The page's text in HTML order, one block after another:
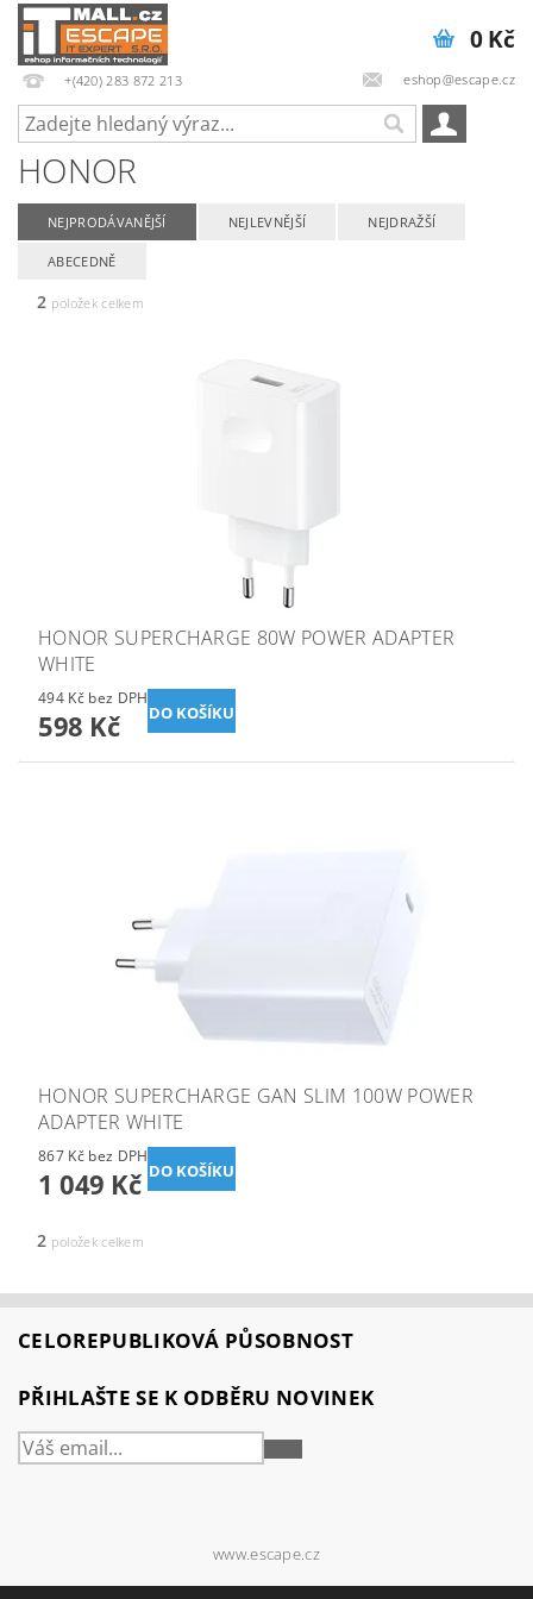
+(420) 283 872 213 eshop@escape.cz
0 Kč
HONOR
NEJPRODÁVANĚJŠÍ NEJLEVNĚJŠÍ NEJDRAŽŠÍ
ABECEDNĚ
2 položek celkem
HONOR SUPERCHARGE 80W POWER ADAPTER
WHITE
494 Kč bez DPH
598 Kč
HONOR SUPERCHARGE GAN SLIM 100W POWER
ADAPTER WHITE
867 Kč bez DPH
1 049 Kč
2 položek celkem
CELOREPUBLIKOVÁ PŮSOBNOST
PŘIHLAŠTE SE K ODBĚRU NOVINEK
PŘIHLÁSIT
www.escape.cz